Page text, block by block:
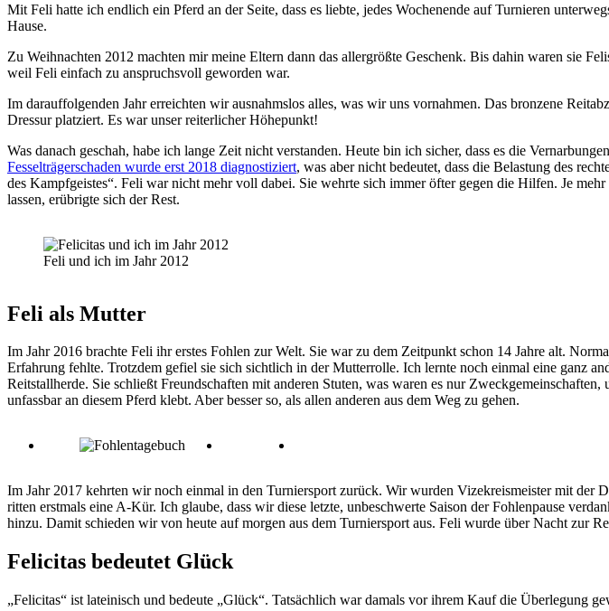
Mit Feli hatte ich endlich ein Pferd an der Seite, dass es liebte, jedes Wochenende auf Turnieren
Hause.
Zu Weihnachten 2012 machten mir meine Eltern dann das allergrößte Geschenk. Bis dahin waren sie
weil Feli einfach zu anspruchsvoll geworden war.
Im darauffolgenden Jahr erreichten wir ausnahmslos alles, was wir uns vornahmen. Das bronzene
Dressur platziert. Es war unser reiterlicher Höhepunkt!
Was danach geschah, habe ich lange Zeit nicht verstanden. Heute bin ich sicher, dass es die
Fesselträgerschaden wurde erst 2018 diagnostiziert, was aber nicht bedeutet, dass die Belastung des
des Kampfgeistes“. Feli war nicht mehr voll dabei. Sie wehrte sich immer öfter gegen die Hilfen. Je
lassen, erübrigte sich der Rest.
Feli und ich im Jahr 2012
Feli als Mutter
Im Jahr 2016 brachte Feli ihr erstes Fohlen zur Welt. Sie war zu dem Zeitpunkt schon 14 Jahre alt.
Erfahrung fehlte. Trotzdem gefiel sie sich sichtlich in der Mutterrolle. Ich lernte noch einmal eine ganz
Reitstallherde. Sie schließt Freundschaften mit anderen Stuten, was waren es nur
unfassbar an diesem Pferd klebt. Aber besser so, als allen anderen aus dem Weg zu gehen.
Im Jahr 2017 kehrten wir noch einmal in den Turniersport zurück. Wir wurden Vizekreismeister mit der
ritten erstmals eine A-Kür. Ich glaube, dass wir diese letzte, unbeschwerte Saison der Fohlenpause
hinzu. Damit schieden wir von heute auf morgen aus dem Turniersport aus. Feli wurde über Nacht zur
Felicitas bedeutet Glück
„Felicitas“ ist lateinisch und bedeute „Glück“. Tatsächlich war damals vor ihrem Kauf die Überlegung